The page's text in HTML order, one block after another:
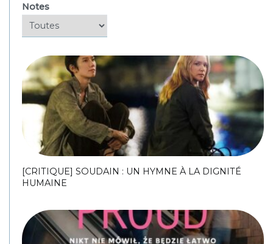
Notes
[CRITIQUE] SOUDAIN : UN HYMNE À LA DIGNITÉ
HUMAINE